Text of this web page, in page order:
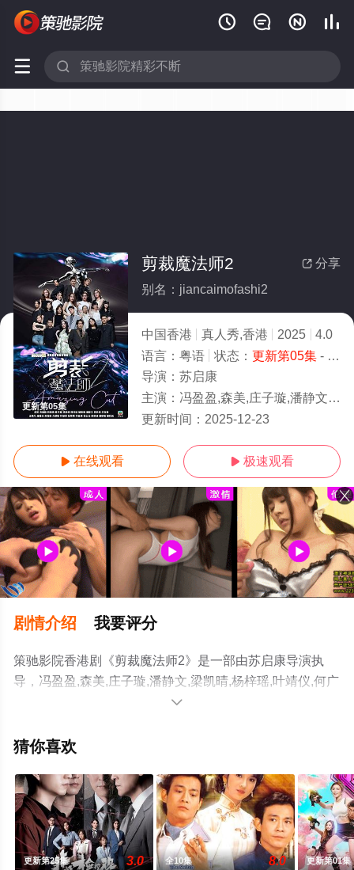
   
 
更新第05集
 分享
剪裁魔法师2
别名：jiancaimofashi2
中国香港 真人秀,香港 2025
4.0
语言： 粤语 状态： 更新第05集- 免费在线观看
导演： 苏启康
主演： 冯盈盈,森美,庄子璇,潘静文,梁凯晴,杨梓瑶,叶靖仪,何广沛,黄奕斌,许俊豪,陈豪,马天佑,乐基儿,倪
更新时间： 2025-12-23
 在线观看  极速观看
剧情介绍 我要评分
策驰影院香港剧《剪裁魔法师2》是一部由苏启康导演执
导，冯盈盈,森美,庄子璇,潘静文,梁凯晴,杨梓瑶,叶靖仪,何广
沛,黄奕斌,许俊豪,陈豪,马天佑,乐基儿,倪晨曦,刘志华,何国
看高清无删减完整版电视剧全集就来策驰电影网，更多相
解。

猜你喜欢
更新第25集 3.0 全10集 8.0 更新第01集